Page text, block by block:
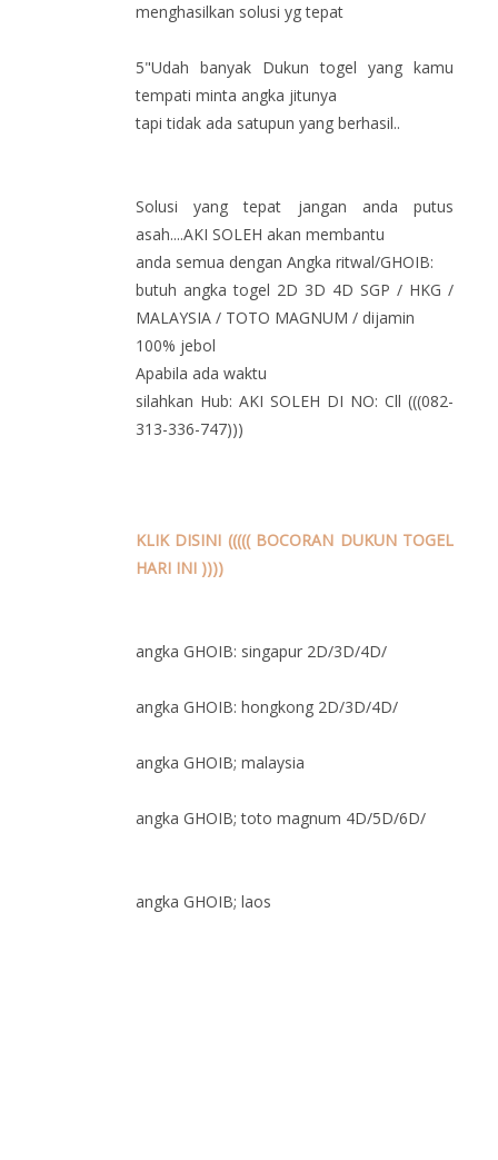
menghasilkan solusi yg tepat
5"Udah banyak Dukun togel yang kamu
tempati minta angka jitunya
tapi tidak ada satupun yang berhasil..
Solusi yang tepat jangan anda putus
asah....AKI SOLEH akan membantu
anda semua dengan Angka ritwal/GHOIB:
butuh angka togel 2D 3D 4D SGP / HKG /
MALAYSIA / TOTO MAGNUM / dijamin
100% jebol
Apabila ada waktu
silahkan Hub: AKI SOLEH DI NO: Cll (((082-
313-336-747)))
KLIK DISINI ((((( BOCORAN DUKUN TOGEL
HARI INI ))))
angka GHOIB: singapur 2D/3D/4D/
angka GHOIB: hongkong 2D/3D/4D/
angka GHOIB; malaysia
angka GHOIB; toto magnum 4D/5D/6D/
angka GHOIB; laos